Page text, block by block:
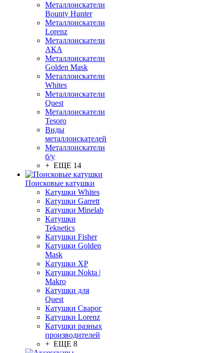
Металлоискатели
Bounty Hunter
Металлоискатели
Lorenz
Металлоискатели
АКА
Металлоискатели
Golden Mask
Металлоискатели
Whites
Металлоискатели
Quest
Металлоискатели
Tesoro
Виды
металлоискателей
Металлоискатели
б/у
+ ЕЩЕ 14
Поисковые катушки
Катушки Whites
Катушки Garrett
Катушки Minelab
Катушки
Teknetics
Катушки Fisher
Катушки Golden
Mask
Катушки XP
Катушки Nokta |
Makro
Катушки для
Quest
Катушки Сварог
Катушки Lorenz
Катушки разных
производителей
+ ЕЩЕ 8